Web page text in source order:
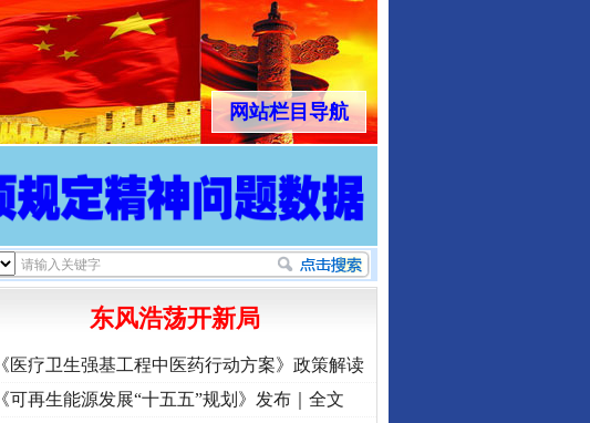
网站栏目导航
东风浩荡开新局
《医疗卫生强基工程中医药行动方案》政策解读
《可再生能源发展“十五五”规划》发布｜全文